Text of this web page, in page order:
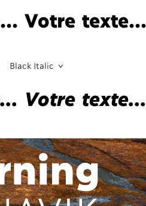
Votre texte...
Black Italic
Votre texte...